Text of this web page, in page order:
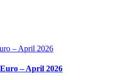
– April 2026
– April 2026